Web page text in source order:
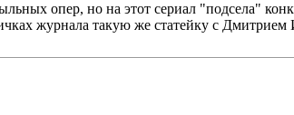
опер, но на этот сериал "подсела"
журнала такую же статейку с